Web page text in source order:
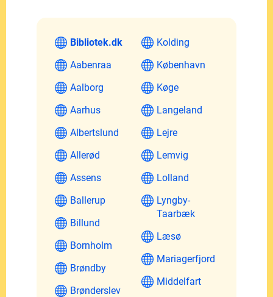
Bibliotek.dk
Aabenraa
Aalborg
Aarhus
Albertslund
Allerød
Assens
Ballerup
Billund
Bornholm
Brøndby
Brønderslev
Kolding
København
Køge
Langeland
Lejre
Lemvig
Lolland
Lyngby-
Taarbæk
Læsø
Mariagerfjord
Middelfart